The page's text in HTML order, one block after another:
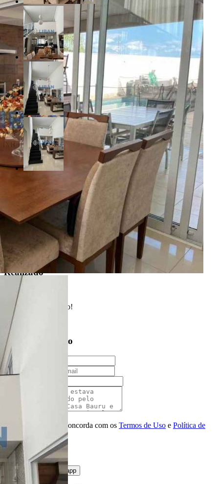
Condomínio Residencial Primavera - Piratininga/SP
Referência: CA11385
3 Quartos
4 Banheiros
4 Vagas
297.00 m²
Realizado
Enviado com sucesso!
Entre em contato
Nome
E-mail
Ao ENVIAR você concorda com os Termos de Uso e Política de
enviar mensagem
OU
converse pelo whatsapp